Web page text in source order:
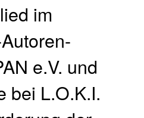
im
e.V. und
bei L.O.K.I.